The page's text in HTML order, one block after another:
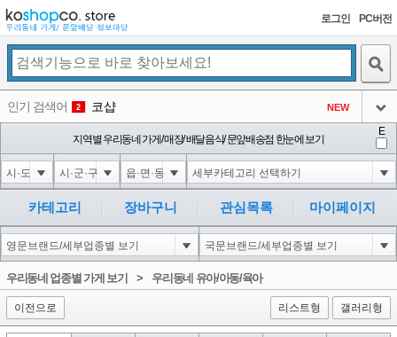
로그인 PC버전
인기 검색어 2 코샵 NEW
3 익스
아이콘
4 은계타운
아이콘
5 미끄럼방지
아이콘
NEW
6 대성설렁탕
아이콘
-16
1
지역별 우리동네 가게/ 매장/ 배달음식/ 문앞배송점 한눈에 보기
E
카테고리 장바구니 관심목록 마이페이지
우리동네 업종별 가게 보기 > 우리동네 유아/아동/육아
이전으로 리스트형 갤러리형